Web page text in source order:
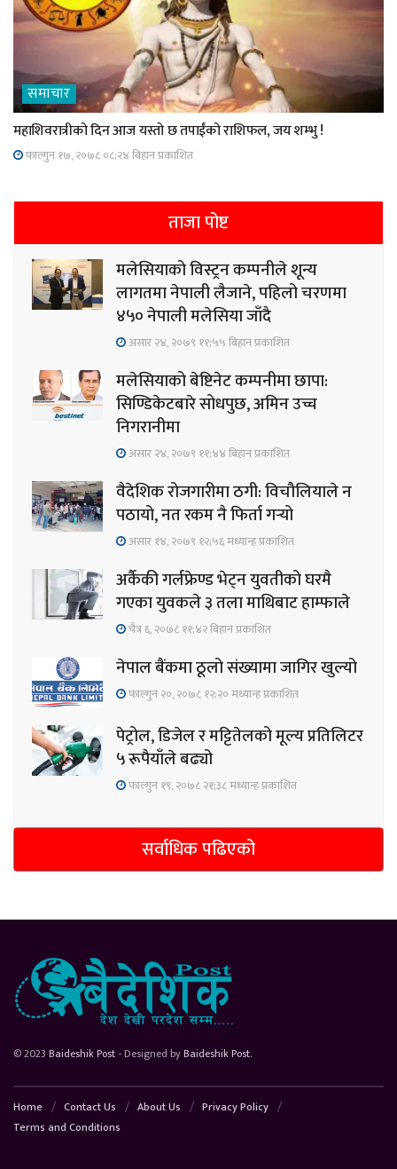
समाचार
महाशिवरात्रीको दिन आज यस्तो छ तपाईंको राशिफल, जय शम्भु !
फाल्गुन १७, २०७८ ०८;२४ बिहान प्रकाशित
ताजा पोष्ट
मलेसियाको विस्ट्रन कम्पनीले शून्य
लागतमा नेपाली लैजाने, पहिलो चरणमा
४५० नेपाली मलेसिया जाँदै
असार २४, २०७९ ११;५५ बिहान प्रकाशित
मलेसियाको बेष्टिनेट कम्पनीमा छापा:
सिण्डिकेटबारे सोधपुछ, अमिन उच्च
निगरानीमा
असार २४, २०७९ ११;४४ बिहान प्रकाशित
वैदेशिक रोजगारीमा ठगी: विचौलियाले न
पठायो, नत रकम नै फिर्ता गर्‍यो
असार १४, २०७९ १२;५६ मध्यान्ह प्रकाशित
अर्कैकी गर्लफ्रेण्ड भेट्न युवतीको घरमै
गएका युवकले ३ तला माथिबाट हाम्फाले
चैत्र ६, २०७८ ११;४२ बिहान प्रकाशित
नेपाल बैंकमा ठूलो संख्यामा जागिर खुल्यो
फाल्गुन २०, २०७८ १२;२० मध्यान्ह प्रकाशित
पेट्रोल, डिजेल र मट्टितेलको मूल्य प्रतिलिटर
५ रूपैयाँले बढ्यो
फाल्गुन १९, २०७८ २१;३८ मध्यान्ह प्रकाशित
सर्वाधिक पढिएको
© 2023 Baideshik Post - Designed byBaideshik Post.
Home Contact Us About Us
Privacy Policy
Terms and Conditions